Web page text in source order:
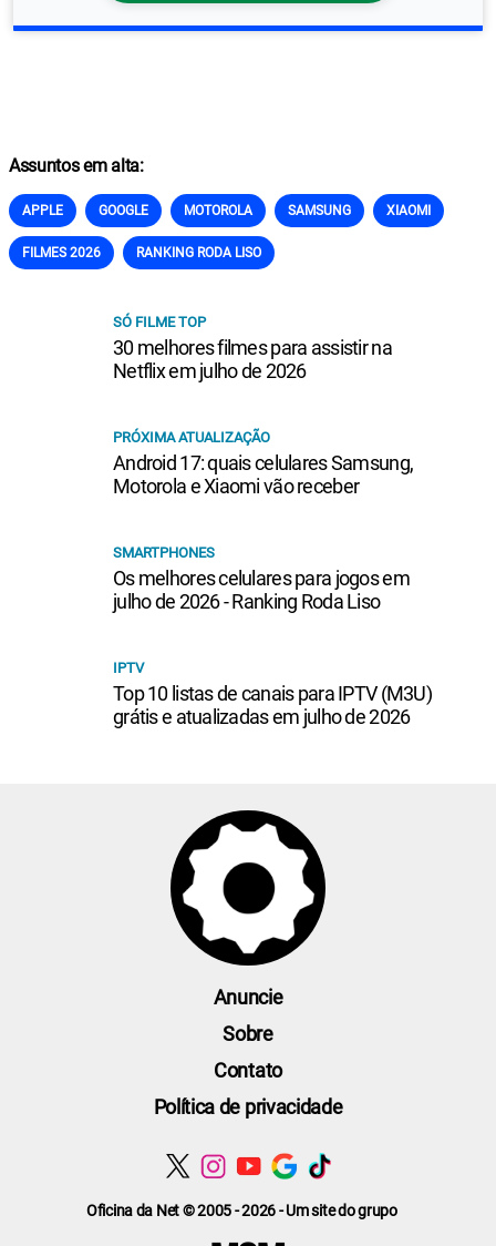
Assuntos em alta:
APPLE GOOGLE MOTOROLA SAMSUNG XIAOMI
FILMES 2026 RANKING RODA LISO
SÓ FILME TOP
30 melhores filmes para assistir na
Netflix em julho de 2026
PRÓXIMA ATUALIZAÇÃO
Android 17: quais celulares Samsung,
Motorola e Xiaomi vão receber
SMARTPHONES
Os melhores celulares para jogos em
julho de 2026 - Ranking Roda Liso
IPTV
Top 10 listas de canais para IPTV (M3U)
grátis e atualizadas em julho de 2026
Oficina da Net © 2005 - 2026 - Um site do grupo
Anuncie
Sobre
Contato
Política de privacidade